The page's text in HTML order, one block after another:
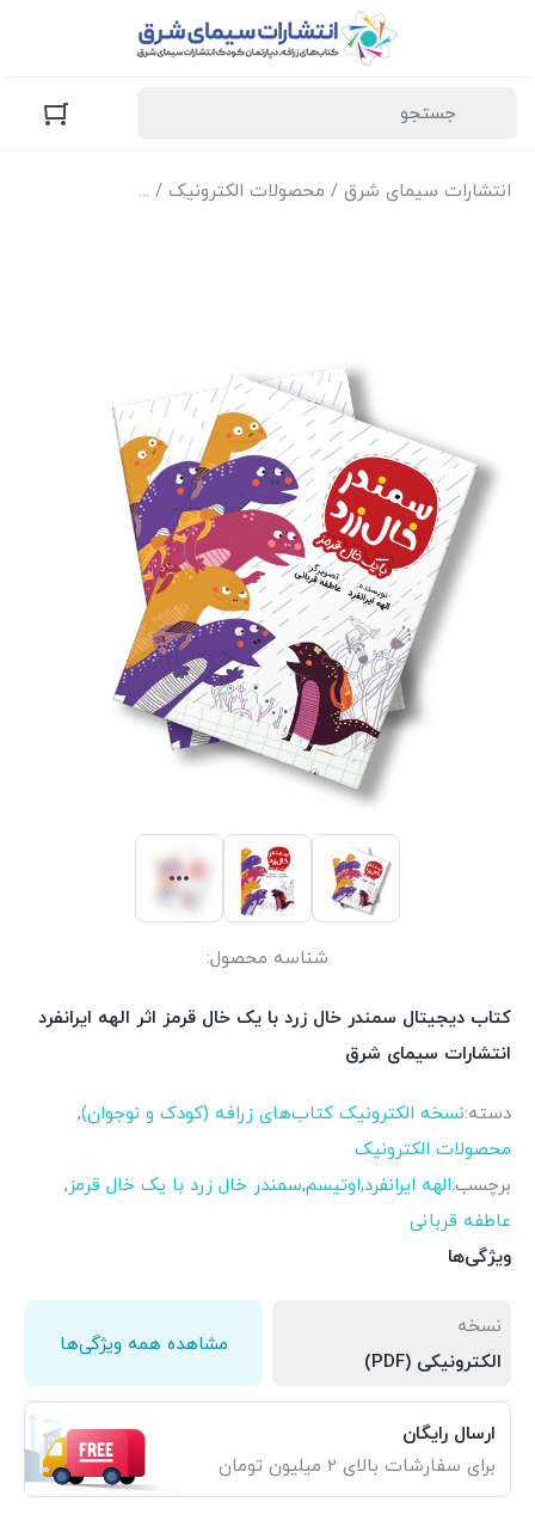
انتشارات سیمای شرق / محصولات الکترونیک / نسخه الکترونیک
شناسه محصول:
کتاب دیجیتال سمندر خال زرد با یک خال قرمز اثر الهه ایرانفرد
انتشارات سیمای شرق
دسته:نسخه الکترونیک کتاب‌های زرافه (کودک و نوجوان),
محصولات الکترونیک
برچسب:الهه ایرانفرد,اوتیسم,سمندر خال زرد با یک خال قرمز,
عاطفه قربانی
ویژگی‌ها
نسخه
الکترونیکی (PDF)
مشاهده همه ویژگی‌ها
ارسال رایگان
برای سفارشات بالای 2 میلیون تومان